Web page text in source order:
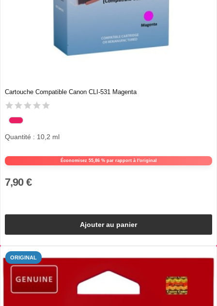
Cartouche Compatible Canon CLI-531 Magenta
Économisez 55,86 % par rapport à l'original
Quantité : 10,2 ml
7,90 €
Ajouter au panier
ORIGINAL